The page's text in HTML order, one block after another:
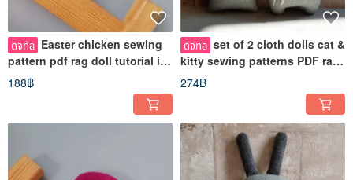
ดิจิทัล Easter chicken sewing
pattern pdf rag doll tutorial in
english, easter decor pdf
188฿
ดิจิทัล set of 2 cloth dolls cat &
kitty sewing patterns PDF rag
dolls tutorials Digital
274฿